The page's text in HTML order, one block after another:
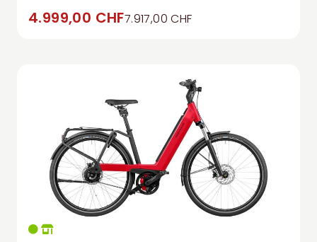
4.999,00 CHF7.917,00 CHF